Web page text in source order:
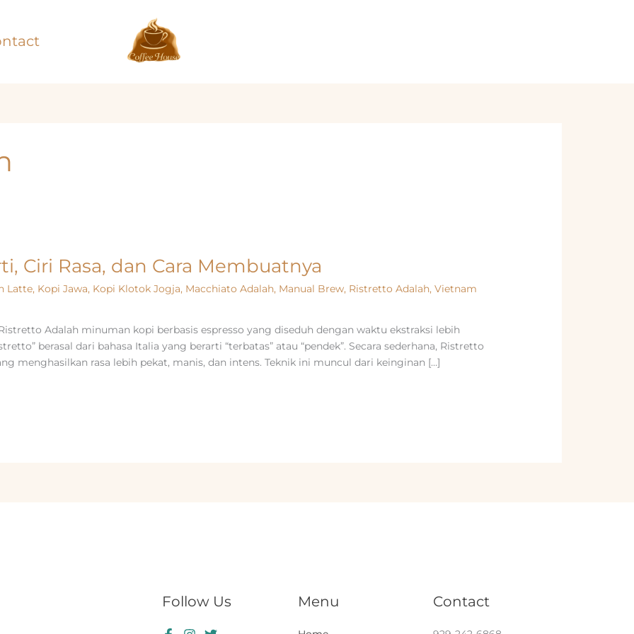
Ciri Rasa, dan Cara Membuatnya
Latte, Kopi Jawa, Kopi Klotok Jogja, Macchiato Adalah, Manual Brew, Ristretto Adalah,Vietnam
Adalah minuman kopi berbasis espresso yang diseduh dengan waktu ekstraksi lebih
berasal dari bahasa Italia yang berarti “terbatas” atau “pendek”. Secara sederhana, Ristretto
menghasilkan rasa lebih pekat, manis, dan intens. Teknik ini muncul dari keinginan […]
Follow Us Menu Contact